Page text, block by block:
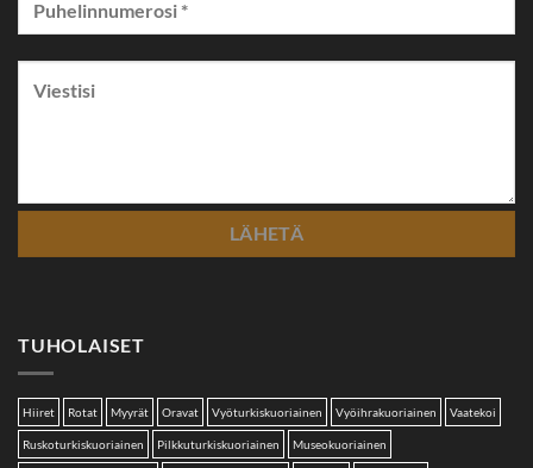
TUHOLAISET
Hiiret Rotat Myyrät Oravat Vyöturkiskuoriainen Vyöihrakuoriainen Vaatekoi
Ruskoturkiskuoriainen Pilkkuturkiskuoriainen Museokuoriainen